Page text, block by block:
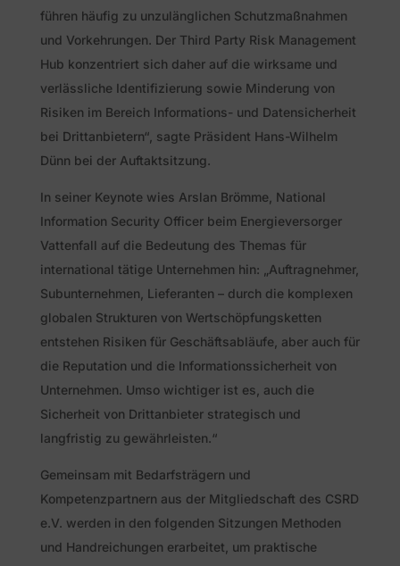
führen häufig zu unzulänglichen Schutzmaßnahmen
und Vorkehrungen. Der Third Party Risk Management
Hub konzentriert sich daher auf die wirksame und
verlässliche Identifizierung sowie Minderung von
Risiken im Bereich Informations- und Datensicherheit
bei Drittanbietern“, sagte Präsident Hans-Wilhelm
Dünn bei der Auftaktsitzung.
In seiner Keynote wies Arslan Brömme, National
Information Security Officer beim Energieversorger
Vattenfall auf die Bedeutung des Themas für
international tätige Unternehmen hin: „Auftragnehmer,
Subunternehmen, Lieferanten – durch die komplexen
globalen Strukturen von Wertschöpfungsketten
entstehen Risiken für Geschäftsabläufe, aber auch für
die Reputation und die Informationssicherheit von
Unternehmen. Umso wichtiger ist es, auch die
Sicherheit von Drittanbieter strategisch und
langfristig zu gewährleisten.“
Gemeinsam mit Bedarfsträgern und
Kompetenzpartnern aus der Mitgliedschaft des CSRD
e.V. werden in den folgenden Sitzungen Methoden
und Handreichungen erarbeitet, um praktische